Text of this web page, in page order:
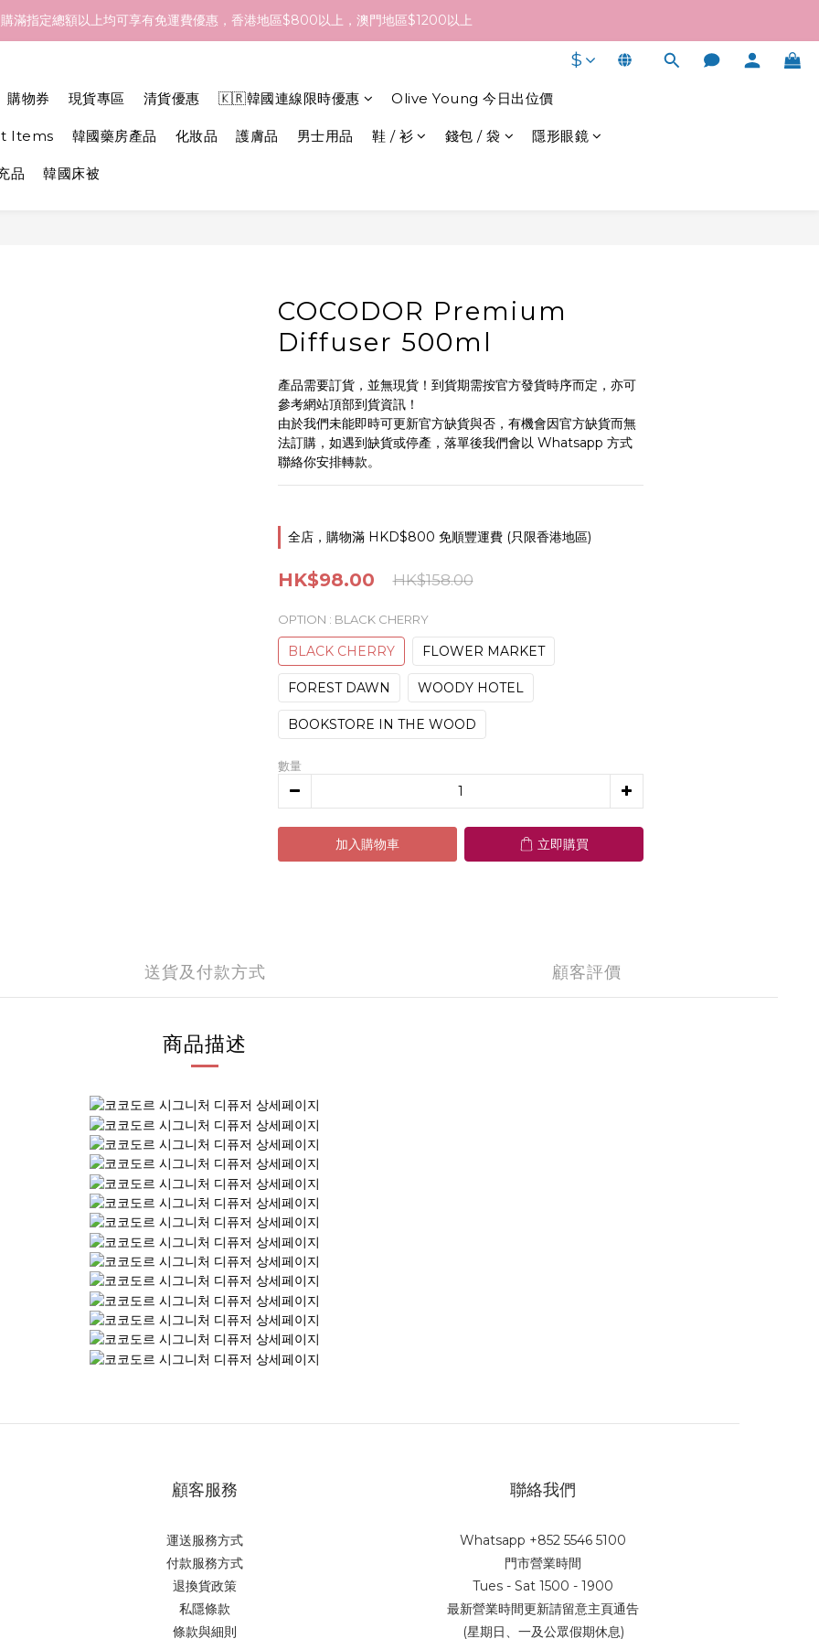
Aug 期間訂貨，預計於 26/Aug 到港，最終亦要視乎各品牌最終發貨日子及出貨速度而定。
滿指定總額以上均可享有免運費優惠，香港地區$800以上，澳門地區$1200以上
$
購物券 現貨專區 清貨優惠 🇰🇷韓國連線限時優惠 Olive Young 今日出位價
Items 韓國藥房產品 化妝品 護膚品 男士用品 鞋 / 衫 錢包 / 袋 隱形眼鏡
品 韓國床被
COCODOR Premium
Diffuser 500ml
產品需要訂貨，並無現貨！到貨期需按官方發貨時序而定，亦可
參考網站頂部到貨資訊！
由於我們未能即時可更新官方缺貨與否，有機會因官方缺貨而無
法訂購，如遇到缺貨或停產，落單後我們會以 Whatsapp 方式
聯絡你安排轉款。
全店，購物滿 HKD$800 免順豐運費 (只限香港地區)
HK$98.00 HK$158.00
OPTION : BLACK CHERRY
BLACK CHERRY FLOWER MARKET
FOREST DAWN WOODY HOTEL
BOOKSTORE IN THE WOOD
數量
加入購物車 立即購買
送貨及付款方式 顧客評價
商品描述
顧客服務
運送服務方式
付款服務方式
退換貨政策
私隱條款
條款與細則
聯絡我們
Whatsapp +852 5546 5100
門市營業時間
Tues - Sat 1500 - 1900
最新營業時間更新請留意主頁通告
(星期日、一及公眾假期休息)